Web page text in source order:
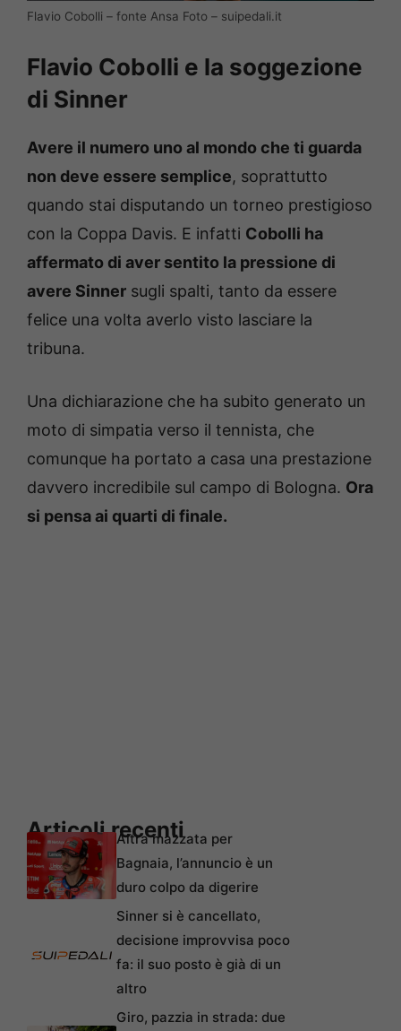
Flavio Cobolli – fonte Ansa Foto – suipedali.it
Flavio Cobolli e la soggezione
di Sinner
Avere il numero uno al mondo che ti guarda
non deve essere semplice, soprattutto
quando stai disputando un torneo prestigioso
con la Coppa Davis. E infatti Cobolli ha
affermato di aver sentito la pressione di
avere Sinner sugli spalti, tanto da essere
felice una volta averlo visto lasciare la
tribuna.
Una dichiarazione che ha subito generato un
moto di simpatia verso il tennista, che
comunque ha portato a casa una prestazione
davvero incredibile sul campo di Bologna. Ora
si pensa ai quarti di finale.
Articoli recenti
Altra mazzata per
Bagnaia, l’annuncio è un
duro colpo da digerire
Sinner si è cancellato,
decisione improvvisa poco
fa: il suo posto è già di un
altro
Giro, pazzia in strada: due